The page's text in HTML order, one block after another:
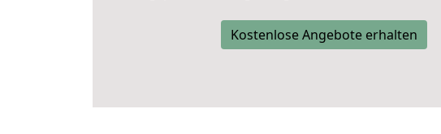
Kostenlose Angebote erhalten